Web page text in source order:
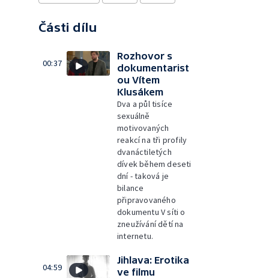
Části dílu
00:37
Rozhovor s
dokumentarist
ou Vítem
Klusákem
Dva a půl tisíce
sexuálně
motivovaných
reakcí na tři profily
dvanáctiletých
dívek během deseti
dní - taková je
bilance
připravovaného
dokumentu V síti o
zneužívání dětí na
internetu.
04:59
Jihlava: Erotika
ve filmu